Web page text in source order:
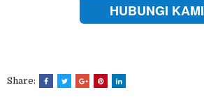
HUBUNGI KAMI
Share: